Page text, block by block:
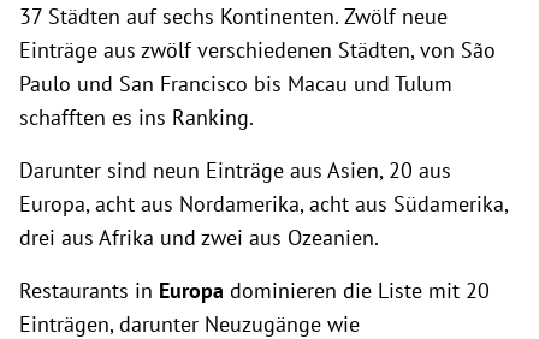
37 Städten auf sechs Kontinenten. Zwölf neue
Einträge aus zwölf verschiedenen Städten, von São
Paulo und San Francisco bis Macau und Tulum
schafften es ins Ranking.
Darunter sind neun Einträge aus Asien, 20 aus
Europa, acht aus Nordamerika, acht aus Südamerika,
drei aus Afrika und zwei aus Ozeanien.
Restaurants in Europa dominieren die Liste mit 20
Einträgen, darunter Neuzugänge wie